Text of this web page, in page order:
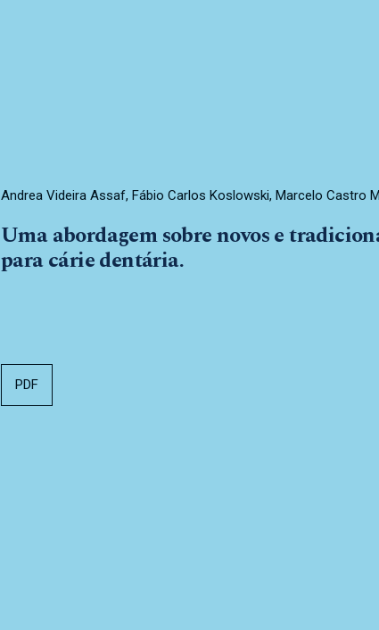
Andrea Videira Assaf, Fábio Carlos Koslowski, Marcelo Castro
Uma abordagem sobre novos e
para cárie dentária.
PDF